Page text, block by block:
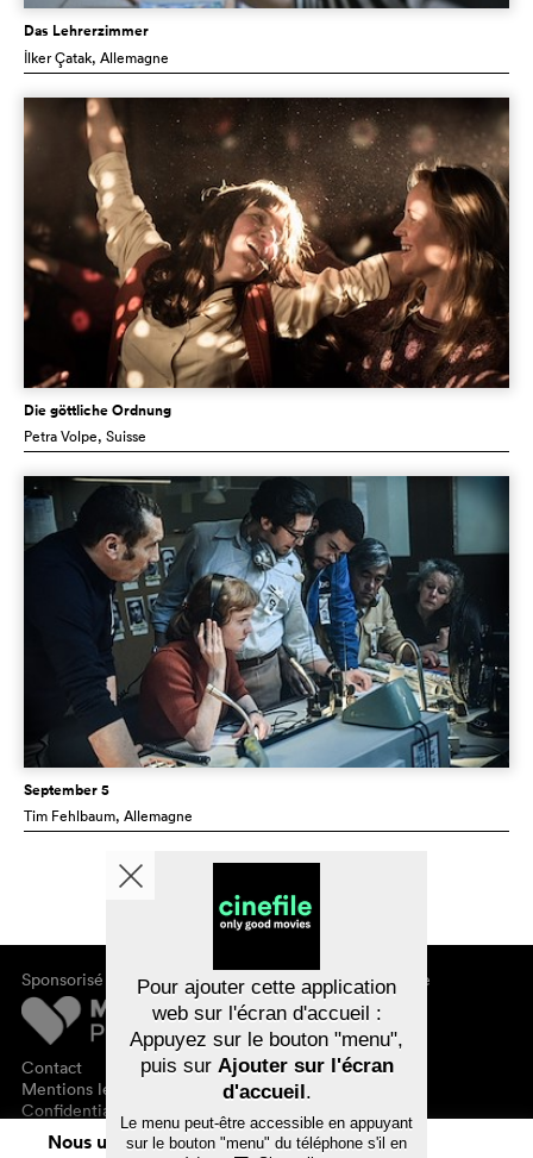
Das Lehrerzimmer
İlker Çatak, Allemagne
Die göttliche Ordnung
Petra Volpe, Suisse
September 5
Tim Fehlbaum, Allemagne
Sponsorisé par
Contact
Mentions légales
Confidentialité des données
À propos de cinefile
S'inscrire/s'abonner
Newsletter
FAQ
Bons-cadeaux
Nous utilisons des cookies. En naviguant
Pour ajouter cette application
web sur l'écran d'accueil :
Appuyez sur le bouton "menu",
puis sur Ajouter sur l'écran
d'accueil.
Le menu peut-être accessible en appuyant
sur le bouton "menu" du téléphone s'il en